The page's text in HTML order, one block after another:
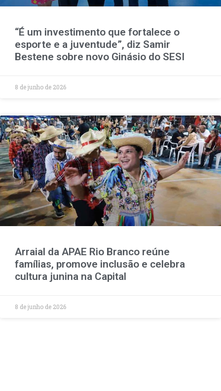
“É um investimento que fortalece o
esporte e a juventude”, diz Samir
Bestene sobre novo Ginásio do SESI
8 de junho de 2026
Arraial da APAE Rio Branco reúne
famílias, promove inclusão e celebra
cultura junina na Capital
8 de junho de 2026